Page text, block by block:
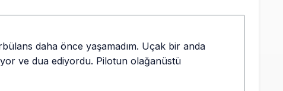
daha önce yaşamadım. Uçak bir anda
ve dua ediyordu. Pilotun olağanüstü